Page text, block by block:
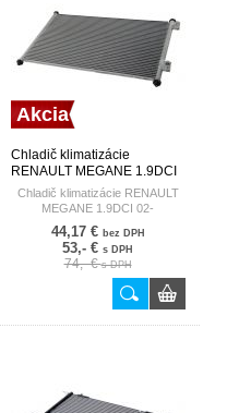
Akcia
Chladič klimatizácie
RENAULT MEGANE 1.9DCI
02- HART
Chladič klimatizácie RENAULT
MEGANE 1.9DCI 02-
44,17 € bez DPH
53,- € s DPH
74,- €s DPH